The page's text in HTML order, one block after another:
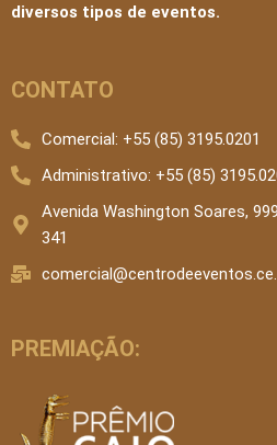
diversos tipos de eventos.
CONTATO
Comercial: +55 (85) 3195.0201
Administrativo: +55 (85)
Avenida Washington Soares,
341
PREMIAÇÃO: